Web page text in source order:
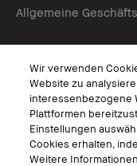
Allgemeine
Virtuelle Beratungen
Bobbi Brown Live
Virtual Try-On
Wir verwenden
Website zu
interessenbezogene
Plattformen
Einstellungen
Cookies erhalten,
Weitere